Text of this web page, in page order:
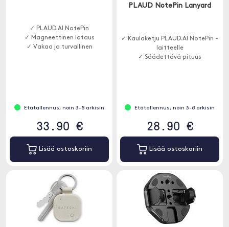
✓ PLAUD.AI NotePin
✓ Magneettinen lataus
✓ Vakaa ja turvallinen
Etätallennus, noin 3-8 arkisin
33.90 €
Lisää ostoskoriin
PLAUD NotePin Lanyard
✓ Kaulaketju PLAUD.AI NotePin -
laitteelle
✓ Säädettävä pituus
Etätallennus, noin 3-8 arkisin
28.90 €
Lisää ostoskoriin